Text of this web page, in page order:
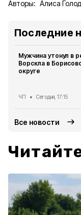
Авторы: Алиса Голод
Последние
Мужчина утонул в
Ворскла в
округе
ЧП Сегодня, 17:15
Все новости